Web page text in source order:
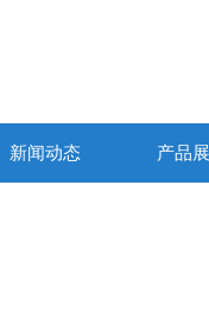
新闻动态 产品